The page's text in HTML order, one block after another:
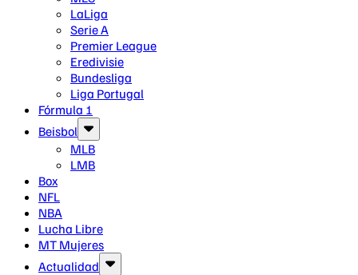
LaLiga
Serie A
Premier League
Eredivisie
Bundesliga
Liga Portugal
Fórmula 1
Beisbol
MLB
LMB
Box
NFL
NBA
Lucha Libre
MT Mujeres
Actualidad